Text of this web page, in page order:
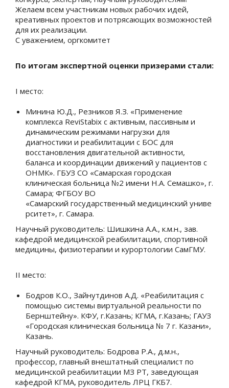
Желаем всем участникам новых рабочих идей,
креативных проектов и потрясающих возможностей
для их реализации.
С уважением, оргкомитет
По итогам экспертной оценки призерами стали:
I место:
Минина Ю.Д., Резников Я.З. «Применение
комплекса ReviStabix с активным, пассивным и
динамическим режимами нагрузки для
диагностики и реабилитации с БОС для
восстановления двигательной активности,
баланса и координации движений у пациентов с
ОНМК». ГБУЗ СО «Самарская городская
клиническая больница №2 имени Н.А. Семашко», г.
Самара; ФГБОУ ВО
«Самарский государственный медицинский униве
рситет», г. Самара.
Научный руководитель: Шишкина А.А., к.м.н., зав.
кафедрой медицинской реабилитации, спортивной
медицины, физиотерапии и курортологии СамГМУ.
II место:
Бодров К.О., Зайнутдинов А.Д. «Реабилитация с
помощью системы виртуальной реальности по
Бернштейну». КФУ, г.Казань; КГМА, г.Казань; ГАУЗ
«Городская клиническая больница № 7 г. Казани»,
Казань.
Научный руководитель: Бодрова Р.А., д.м.н.,
профессор, главный внештатный специалист по
медицинской реабилитации МЗ РТ, заведующая
кафедрой КГМА, руководитель ЛРЦ ГКБ7.